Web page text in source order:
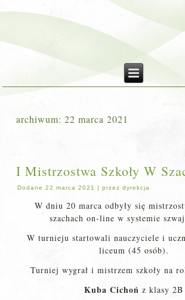
archiwum:22 marca 2021
I Mistrzostwa Szkoły W
Dodane 22 marca 2021 |przez dyrekcja
W dniu 20 marca odbyły się
szachach on-line w systemie
W turnieju startowali nauczyciele i
liceum (45 osób).
Turniej wygrał i mistrzem szkoły na
Kuba Cichoń z klasy 2B